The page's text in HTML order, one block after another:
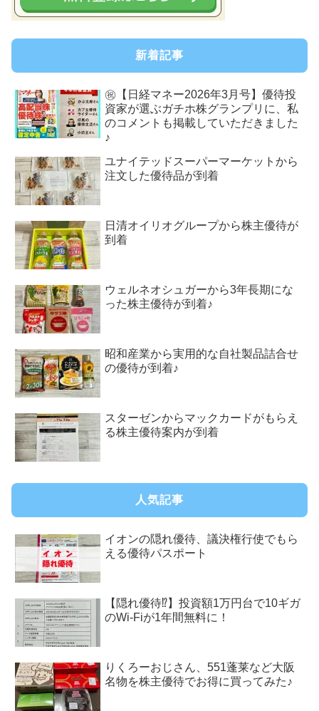
新着記事
㊗【日経マネー2026年3月号】優待投
資家が選ぶガチホ株グランプリに、私
のコメントも掲載していただきました
♪
ユナイテッドスーパーマーケットから
注文した優待品が到着
日清オイリオグループから株主優待が
到着
ウェルネオシュガーから3年長期にな
った株主優待が到着♪
昭和産業から実用的な自社製品詰合せ
の優待が到着♪
スターゼンからマックカードがもらえ
る株主優待案内が到着
人気記事
イオンの隠れ優待、議決権行使でもら
える優待パスポート
【隠れ優待⁉︎】投資額1万円台で10ギガ
のWi-Fiが1年間無料に！
りくろーおじさん、551蓬莱など大阪
名物を株主優待でお得に買ってみた♪